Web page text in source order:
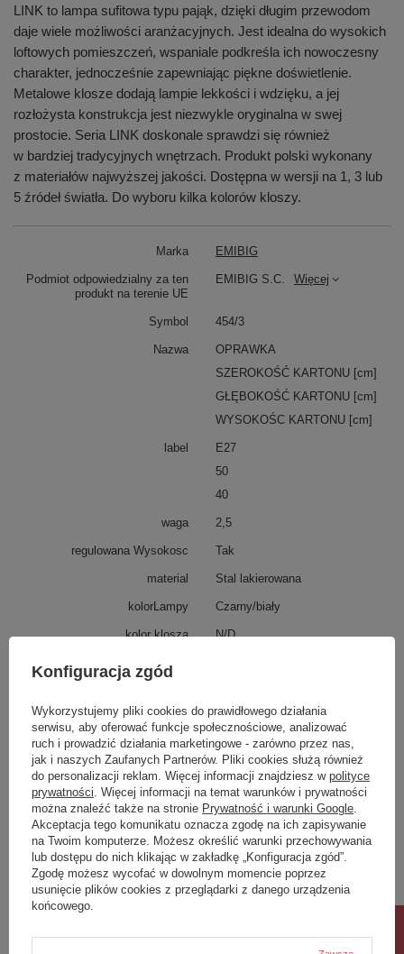
LINK to lampa sufitowa typu pająk, dzięki długim przewodom
daje wiele możliwości aranżacyjnych. Jest idealna do wysokich
loftowych pomieszczeń, wspaniale podkreśla ich nowoczesny
charakter, jednocześnie zapewniając piękne doświetlenie.
Metalowe klosze dodają lampie lekkości i wdzięku, a jej
rozłożysta konstrukcja jest niezwykle oryginalna w swej
prostocie. Seria LINK doskonale sprawdzi się również
w bardziej tradycyjnych wnętrzach. Produkt polski wykonany
z materiałów najwyższej jakości. Dostępna w wersji na 1, 3 lub
5 źródeł światła. Do wyboru kilka kolorów kloszy.
Marka EMIBIG
Podmiot odpowiedzialny za ten
produkt na terenie UE
EMIBIG S.C. Więcej
Symbol 454/3
Nazwa
OPRAWKA
SZEROKOŚĆ KARTONU [cm]
GŁĘBOKOŚĆ KARTONU [cm]
WYSOKOŚC KARTONU [cm]
label
E27
50
40
waga 2,5
regulowana Wysokosc Tak
material Stal lakierowana
kolorLampy Czarny/biały
kolor klosza N/D
srednica Klosza
żarówki 3
oprawka E27
watt 15W MAX LED
Potrzebujesz pomocy? Masz pytania?
Zadaj pytanie a my odpowiemy niezwłocznie,
najciekawsze pytania i odpowiedzi publikując
dla innych.
Zadaj pytanie
Napisz swoją opinię
Konfiguracja zgód
Wykorzystujemy pliki cookies do prawidłowego działania
serwisu, aby oferować funkcje społecznościowe, analizować
ruch i prowadzić działania marketingowe - zarówno przez nas,
jak i naszych Zaufanych Partnerów. Pliki cookies służą również
do personalizacji reklam. Więcej informacji znajdziesz w polityce
prywatności . Więcej informacji na temat warunków i prywatności
można znaleźć także na stronie Prywatność i warunki Google
Akceptacja tego komunikatu oznacza zgodę na ich zapisywanie
na Twoim komputerze. Możesz określić warunki przechowywania
lub dostępu do nich klikając w zakładkę „Konfiguracja zgód”.
Zgodę możesz wycofać w dowolnym momencie poprzez
usunięcie plików cookies z przeglądarki z danego urządzenia
końcowego.